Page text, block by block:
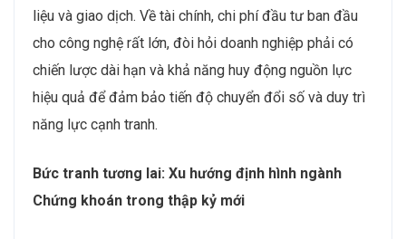
liệu và giao dịch. Về tài chính, chi phí đầu tư ban đầu
cho công nghệ rất lớn, đòi hỏi doanh nghiệp phải có
chiến lược dài hạn và khả năng huy động nguồn lực
hiệu quả để đảm bảo tiến độ chuyển đổi số và duy trì
năng lực cạnh tranh.
Bức tranh tương lai: Xu hướng định hình ngành
Chứng khoán trong thập kỷ mới